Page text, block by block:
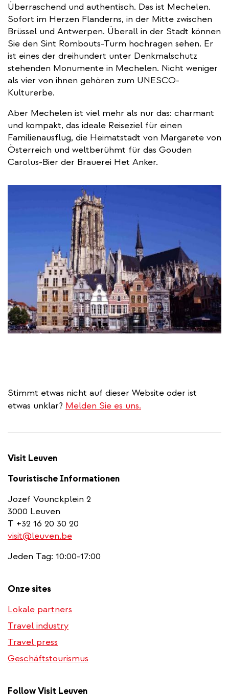
Überraschend und authentisch. Das ist Mechelen.
Sofort im Herzen Flanderns, in der Mitte zwischen
Brüssel und Antwerpen. Überall in der Stadt können
Sie den Sint Rombouts-Turm hochragen sehen. Er
ist eines der dreihundert unter Denkmalschutz
stehenden Monumente in Mechelen. Nicht weniger
als vier von ihnen gehören zum UNESCO-
Kulturerbe.
Aber Mechelen ist viel mehr als nur das: charmant
und kompakt, das ideale Reiseziel für einen
Familienausflug, die Heimatstadt von Margarete von
Österreich und weltberühmt für das Gouden
Carolus-Bier der Brauerei Het Anker.
Stimmt etwas nicht auf dieser Website oder ist
etwas unklar? Melden Sie es uns.
Visit Leuven
Touristische Informationen
Jozef Vounckplein 2
3000 Leuven
T +32 16 20 30 20
visit@leuven.be
Jeden Tag: 10:00-17:00
Onze sites
Lokale partners
Travel industry
Travel press
Geschäftstourismus
Follow Visit Leuven